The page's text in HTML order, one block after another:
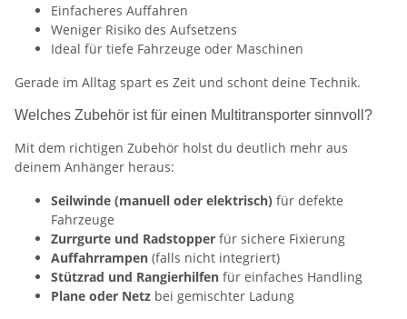
Einfacheres Auffahren
Weniger Risiko des Aufsetzens
Ideal für tiefe Fahrzeuge oder Maschinen
Gerade im Alltag spart es Zeit und schont deine Technik.
Welches Zubehör ist für einen Multitransporter sinnvoll?
Mit dem richtigen Zubehör holst du deutlich mehr aus
deinem Anhänger heraus:
Seilwinde (manuell oder elektrisch) für defekte
Fahrzeuge
Zurrgurte und Radstopper für sichere Fixierung
Auffahrrampen (falls nicht integriert)
Stützrad und Rangierhilfen für einfaches Handling
Plane oder Netz bei gemischter Ladung